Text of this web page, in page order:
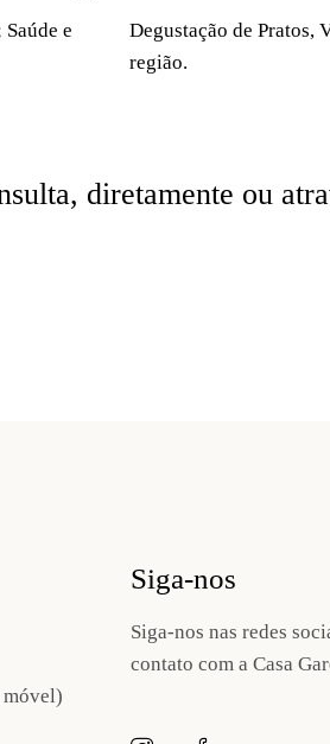
e
Degustação de Pratos,
região.
diretamente ou
Siga-nos
Siga-nos nas redes
contato com a Casa